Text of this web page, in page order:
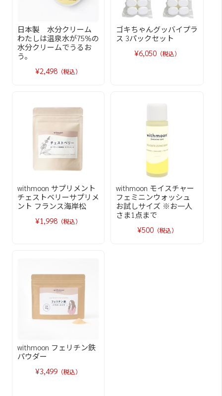
日本製 水分クリーム
わたしは温泉水が75%の
水分クリームでうるお
う。
¥2,498 （税込）
ゴキちゃんグッバイプラ
ス 3パックセット
¥6,050（税込）
withmoon サプリメント
チェストベリーサプリメ
ント フランス海岸松
¥1,998 （税込）
withmoon モイスチャー
フェミニンウォッシュ
お試しサイズ ※お一人
さま1点まで
¥500（税込）
withmoon フェリチン鉄
パウダー
¥3,499 （税込）